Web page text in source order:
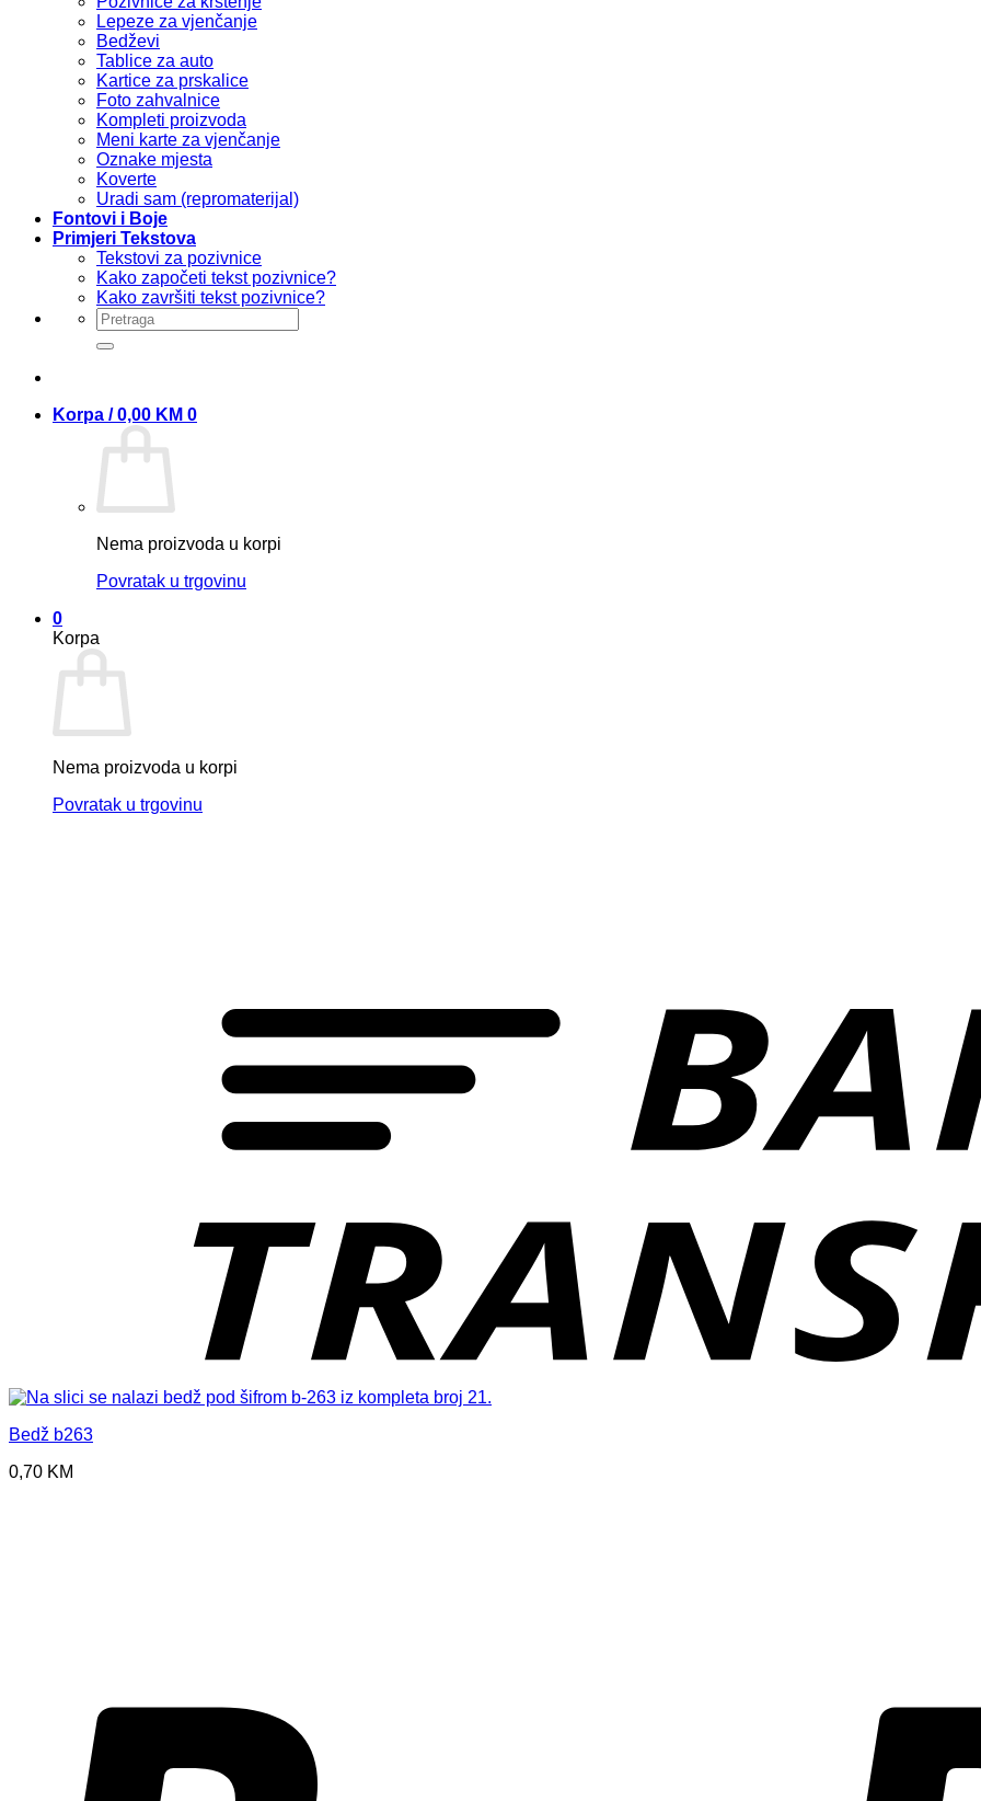
Lepeze za vjenčanje
Bedževi
Tablice za auto
Kartice za prskalice
Foto zahvalnice
Kompleti proizvoda
Meni karte za vjenčanje
Oznake mjesta
Koverte
Uradi sam (repromaterijal)
Fontovi i Boje
Primjeri Tekstova
Tekstovi za pozivnice
Kako započeti tekst pozivnice?
Kako završiti tekst pozivnice?
Pretraži:
Korpa /0,00 KM 0
Nema proizvoda u korpi
Povratak u trgovinu
0
Korpa
Nema proizvoda u korpi
Povratak u trgovinu
Bedž b263
0,70 KM